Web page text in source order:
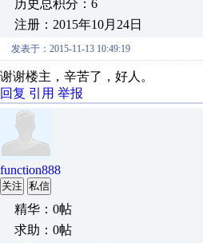
历史总积分：6
注册：2015年10月24日
发表于：2015-11-13 10:49:19
谢谢楼主，辛苦了，好人。
回复 引用 举报
function888
关注 私信
精华：0帖
求助：0帖